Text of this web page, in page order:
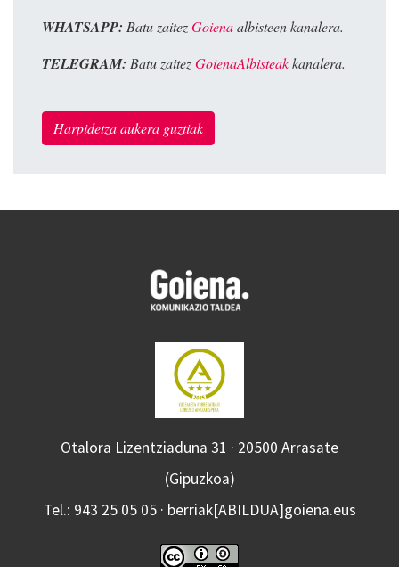
WHATSAPP: Batu zaitezGoienaalbisteen kanalera.
TELEGRAM: Batu zaitezGoienaAlbisteakkanalera.
Harpidetza aukera guztiak
Otalora Lizentziaduna 31 · 20500 Arrasate
(Gipuzkoa)
Tel.: 943 25 05 05 · berriak[ABILDUA]goiena.eus